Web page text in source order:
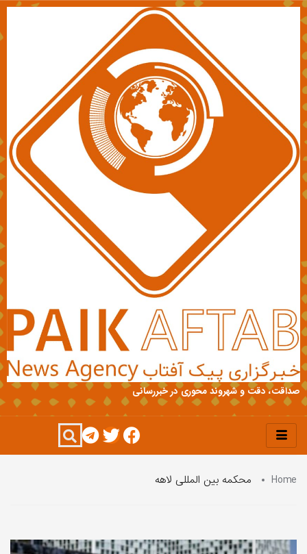
صداقت، دقت و شهروند محوری در خبررسانی
Home محکمه بین المللی لاهه